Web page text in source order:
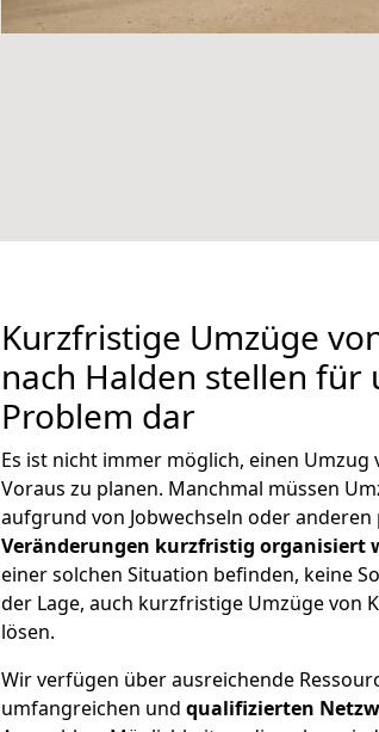
Kurzfristige Umzüge
nach Halden stellen für
Problem dar
Es ist nicht immer möglich, einen Umzug
Voraus zu planen. Manchmal müssen
aufgrund von Jobwechseln oder anderen
Veränderungen kurzfristig organisiert
einer solchen Situation befinden, keine
der Lage, auch kurzfristige Umzüge von
lösen.
Wir verfügen über ausreichende
umfangreichen und qualifizierten